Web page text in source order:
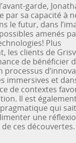
garde,
par sa capacité à
le futur, dans
amenés
Plus
les clients de
de bénéficier
processus
immersives et
de contextes
Il est
qui sait
une
ces découvertes.